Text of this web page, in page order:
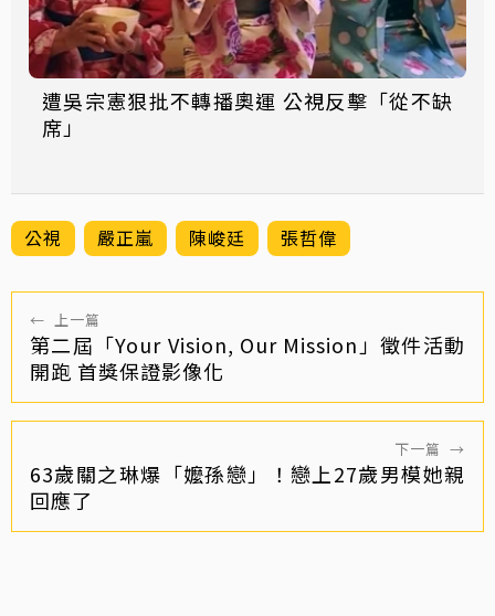
遭吳宗憲狠批不轉播奧運 公視反擊「從不缺
席」
公視 嚴正嵐 陳峻廷 張哲偉
← 上一篇
第二屆「Your Vision, Our Mission」徵件活動
開跑 首獎保證影像化
下一篇 →
63歲關之琳爆「嬤孫戀」！戀上27歲男模她親
回應了